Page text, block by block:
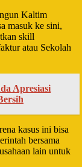
Kaltim
masuk ke sini,
skill
atau Sekolah
Apresiasi
kasus ini bisa
bersama
lain untuk